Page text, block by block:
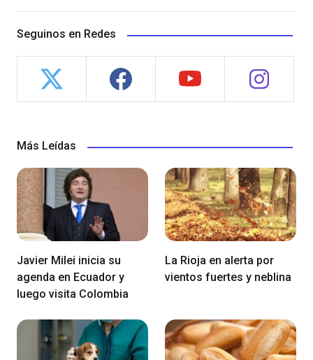
Seguinos en Redes
Más Leídas
Javier Milei inicia su
agenda en Ecuador y
luego visita Colombia
La Rioja en alerta por
vientos fuertes y neblina